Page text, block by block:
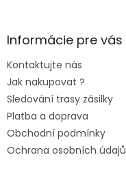
Informácie pre vás
Kontaktujte nás
Jak nakupovat ?
Sledování trasy zásilky
Platba a doprava
Obchodní podmínky
Ochrana osobních údajů